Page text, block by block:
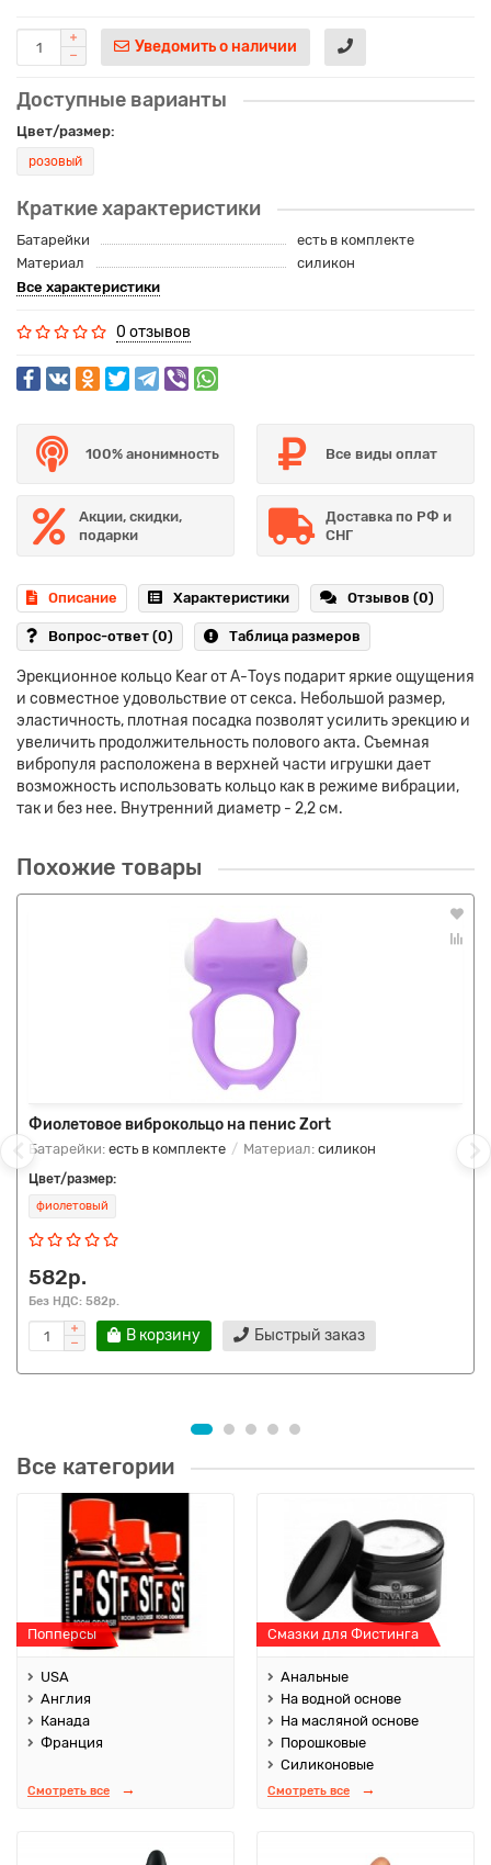
Уведомить о наличии
Доступные варианты
Цвет/размер:
розовый
Краткие характеристики
Батарейки
есть в комплекте
Материал
силикон
Все характеристики
0 отзывов
100% анонимность Все виды оплат
Акции, скидки,
подарки
Доставка по РФ и
СНГ
Описание Характеристики Отзывов (0)
Вопрос-ответ (0) Таблица размеров
Эрекционное кольцо Kear от А-Toys подарит яркие ощущения
и совместное удовольствие от секса. Небольшой размер,
эластичность, плотная посадка позволят усилить эрекцию и
увеличить продолжительность полового акта. Съемная
вибропуля расположена в верхней части игрушки дает
возможность использовать кольцо как в режиме вибрации,
так и без нее. Внутренний диаметр - 2,2 см.
Похожие товары
Фиолетовое виброкольцо на пенис Zort
Батарейки: есть в комплекте Материал: силикон
Цвет/размер:
фиолетовый
582р.
Без НДС: 582р.
В корзину Быстрый заказ
Все категории
Попперсы
USA
Англия
Канада
Франция
Смотреть все
Смазки для Фистинга
Анальные
На водной основе
На масляной основе
Порошковые
Силиконовые
Смотреть все